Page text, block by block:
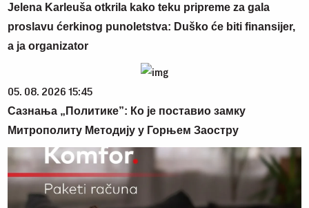
Jelena Karleuša otkrila kako teku pripreme za gala
proslavu ćerkinog punoletstva: Duško će biti finansijer,
a ja organizator
05. 08. 2026 15:45
Сазнања „Политике”: Ко је поставио замку
Митрополиту Методију у Горњем Заостру